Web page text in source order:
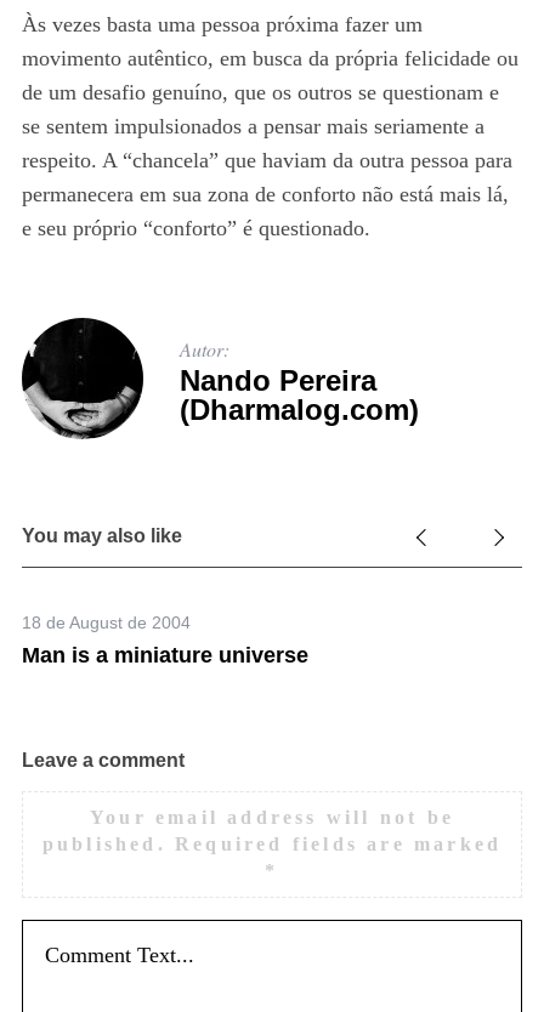
Às vezes basta uma pessoa próxima fazer um
movimento autêntico, em busca da própria felicidade ou
de um desafio genuíno, que os outros se questionam e
se sentem impulsionados a pensar mais seriamente a
respeito. A “chancela” que haviam da outra pessoa para
permanecera em sua zona de conforto não está mais lá,
e seu próprio “conforto” é questionado.
Autor:
Nando Pereira
(Dharmalog.com)
You may also like
18 de August de 2004
Man is a miniature universe
Leave a comment
Your email address will not be
published.
Required fields are marked
*